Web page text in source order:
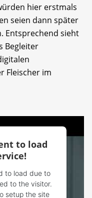
hier erstmals
seien dann später
Entsprechend sieht
Begleiter
Fleischer im
to load
to load due to
to the visitor.
setup the site